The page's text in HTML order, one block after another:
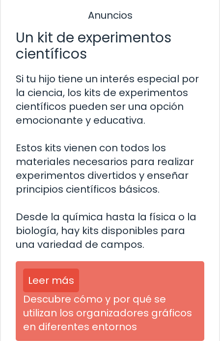
Anuncios
Un kit de experimentos
científicos
Si tu hijo tiene un interés especial por
la ciencia, los kits de experimentos
científicos pueden ser una opción
emocionante y educativa.
Estos kits vienen con todos los
materiales necesarios para realizar
experimentos divertidos y enseñar
principios científicos básicos.
Desde la química hasta la física o la
biología, hay kits disponibles para
una variedad de campos.
Leer más
Descubre cómo y por qué se
utilizan los organizadores gráficos
en diferentes entornos